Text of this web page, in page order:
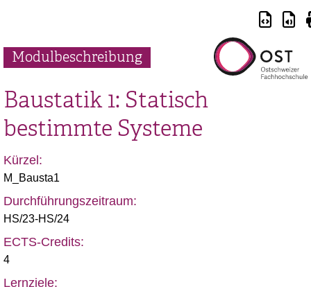
Modulbeschreibung
Baustatik 1: Statisch
bestimmte Systeme
Kürzel:
M_Bausta1
Durchführungszeitraum:
HS/23-HS/24
ECTS-Credits:
4
Lernziele: